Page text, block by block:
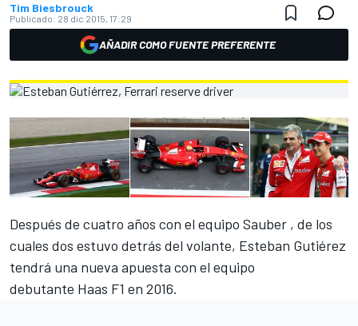
Tim Biesbrouck
Publicado: 28 dic 2015, 17:29
AÑADIR COMO FUENTE PREFERENTE
Después de cuatro años con el equipo Sauber , de los
cuales dos estuvo detrás del volante, Esteban Gutiérez
tendrá una nueva apuesta con el equipo
debutante Haas F1 en 2016.